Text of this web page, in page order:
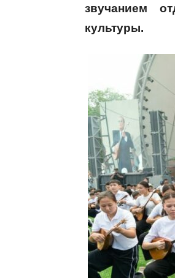
звучанием
культуры.